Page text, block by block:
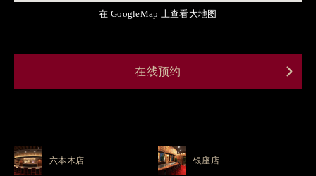
在 GoogleMap 上查看大地图
在线预约
六本木店 银座店